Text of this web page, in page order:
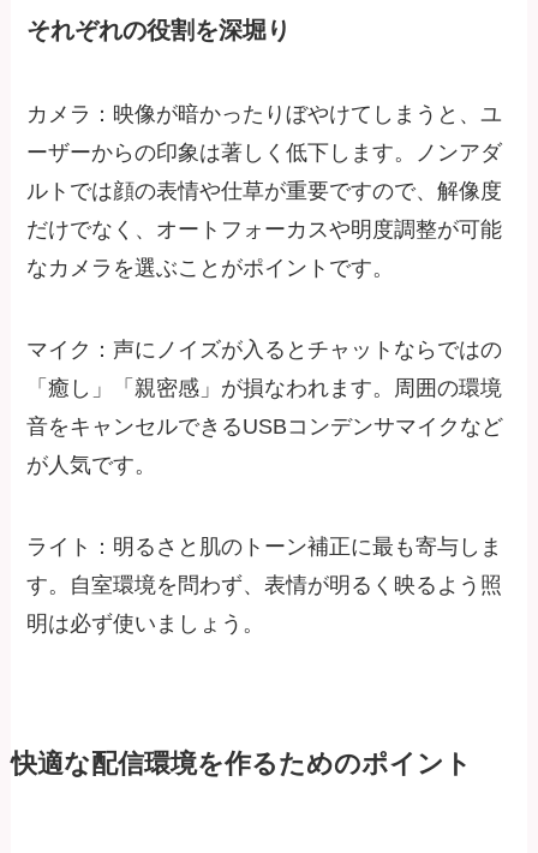
それぞれの役割を深堀り
カメラ：映像が暗かったりぼやけてしまうと、ユ
ーザーからの印象は著しく低下します。ノンアダ
ルトでは顔の表情や仕草が重要ですので、解像度
だけでなく、オートフォーカスや明度調整が可能
なカメラを選ぶことがポイントです。
マイク：声にノイズが入るとチャットならではの
「癒し」「親密感」が損なわれます。周囲の環境
音をキャンセルできるUSBコンデンサマイクなど
が人気です。
ライト：明るさと肌のトーン補正に最も寄与しま
す。自室環境を問わず、表情が明るく映るよう照
明は必ず使いましょう。
快適な配信環境を作るためのポイント